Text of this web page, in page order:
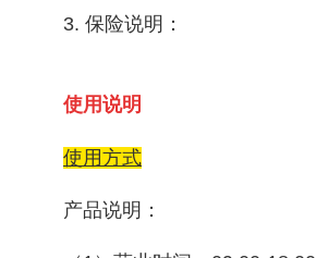
3. 保险说明：
使用说明
使用方式
产品说明：